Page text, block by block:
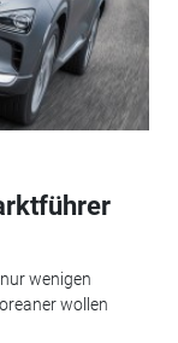
wenigen
wollen